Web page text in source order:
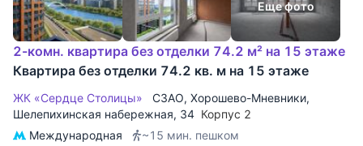
Еще фото
2-комн. квартира без отделки 74.2 м² на 15 этаже
Квартира без отделки 74.2 кв. м на 15 этаже
ЖК «Сердце Столицы» СЗАО, Хорошево-Мневники,
Шелепихинская набережная, 34 Корпус 2
Международная
~15 мин. пешком